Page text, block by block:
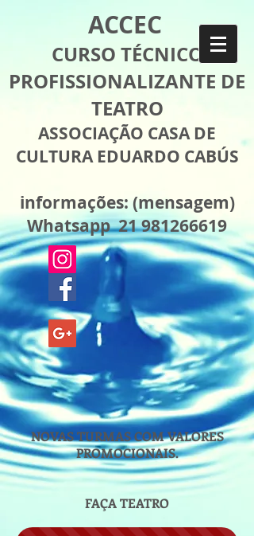
ACCEC
CURSO TÉCNICO
PROFISSIONALIZANTE DE
TEATRO
ASSOCIAÇÃO CASA DE
CULTURA EDUARDO CABÚS
informações: (mensagem)
Whatsapp 21 981266619
NOVAS TURMAS COM VALORES
PROMOCIONAIS.
FAÇA TEATRO